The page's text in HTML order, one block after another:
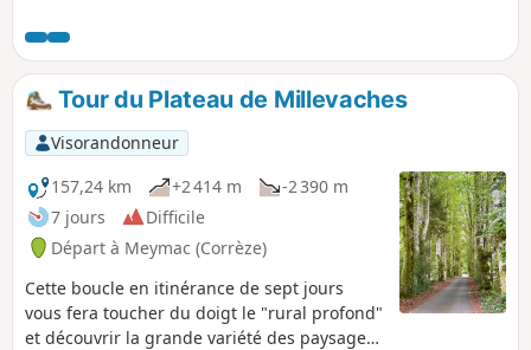
vue, un petit bâti remarquable, un site
archéologique, des forêts et ruisseaux...
Un parcours plein de découvertes !
Tour du Plateau de Millevaches
Visorandonneur
157,24 km
+2 414 m
-2 390 m
7 jours
Difficile
Départ à Meymac (Corrèze)
Cette boucle en itinérance de sept jours
vous fera toucher du doigt le "rural profond"
et découvrir la grande variété des paysages